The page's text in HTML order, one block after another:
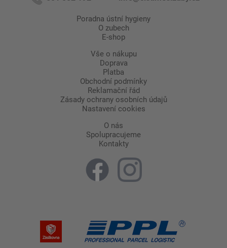
Poradna ústní hygieny
O zubech
E-shop
Vše o nákupu
Doprava
Platba
Obchodní podmínky
Reklamační řád
Zásady ochrany osobních údajů
Nastavení cookies
O nás
Spolupracujeme
Kontakty